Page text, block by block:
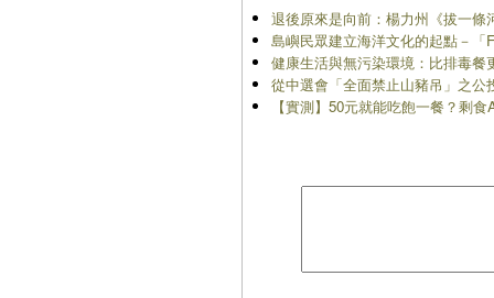
退後原來是向前：楊力州《拔一條
島嶼民眾建立海洋文化的起點－「
健康生活與無污染環境：比排毒餐
從中選會「全面禁止山豬吊」之
【實測】50元就能吃飽一餐？剩